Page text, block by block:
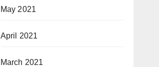
May 2021
April 2021
March 2021